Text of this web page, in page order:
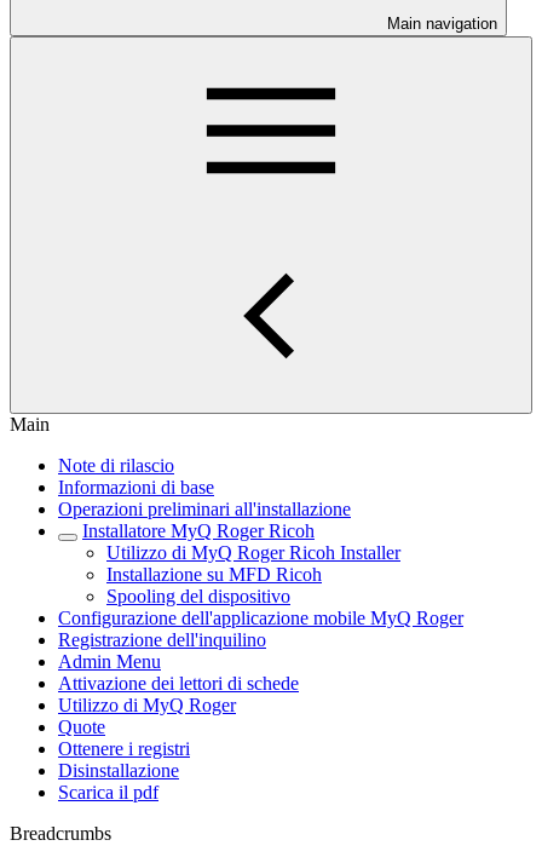
Main navigation
Main
Note di rilascio
Informazioni di base
Operazioni preliminari all'installazione
Installatore MyQ Roger Ricoh
Utilizzo di MyQ Roger Ricoh Installer
Installazione su MFD Ricoh
Spooling del dispositivo
Configurazione dell'applicazione mobile MyQ Roger
Registrazione dell'inquilino
Admin Menu
Attivazione dei lettori di schede
Utilizzo di MyQ Roger
Quote
Ottenere i registri
Disinstallazione
Scarica il pdf
Breadcrumbs